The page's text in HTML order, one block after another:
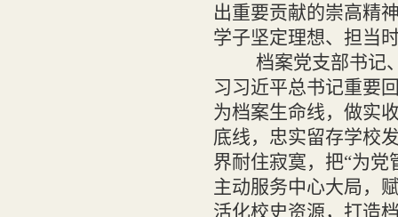
出重要贡献的崇高精
学子坚定理想、担当
档案党支部书记
习习近平总书记重要
为档案生命线，做实
底线，忠实留存学校
界耐住寂寞，把“为
主动服务中心大局，
活化校史资源，打造